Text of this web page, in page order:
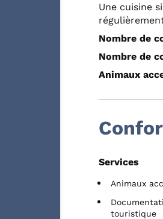
Une cuisine
Nombre de
Nombre de
Animaux
Services
Animaux
touristique